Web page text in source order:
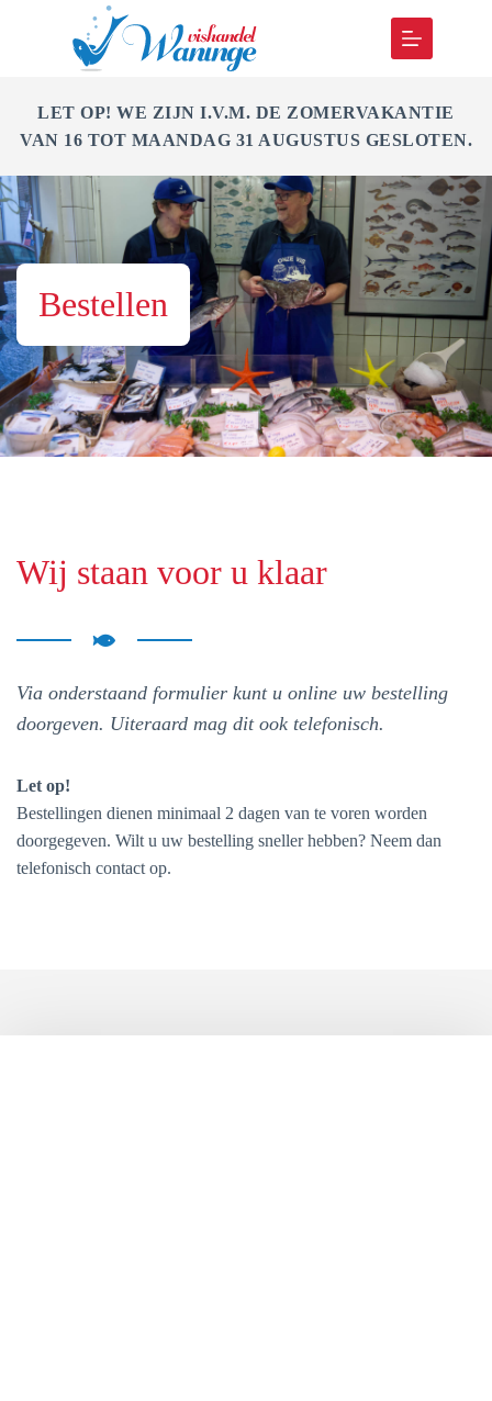
LET OP! WE ZIJN I.V.M. DE ZOMERVAKANTIE
VAN 16 TOT MAANDAG 31 AUGUSTUS GESLOTEN.
Bestellen
Wij staan voor u klaar
Via onderstaand formulier kunt u online uw bestelling
doorgeven. Uiteraard mag dit ook telefonisch.
Let op!
Bestellingen dienen minimaal 2 dagen van te voren worden
doorgegeven. Wilt u uw bestelling sneller hebben? Neem dan
telefonisch contact op.